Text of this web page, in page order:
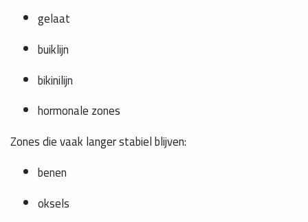
gelaat
buiklijn
bikinilijn
hormonale zones
Zones die vaak langer stabiel blijven:
benen
oksels